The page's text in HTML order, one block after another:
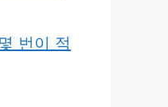
번이 적